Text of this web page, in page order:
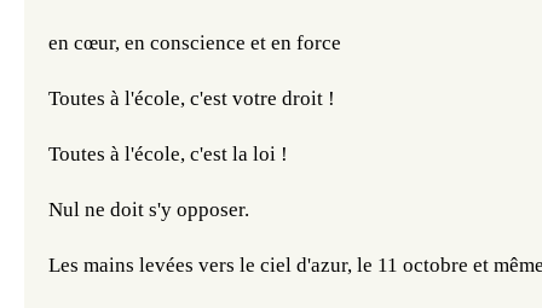
​​​​​​en cœur, en conscience et en force
Toutes à l'école, c'est votre droit !
Toutes à l'école, c'est la loi !
Nul ne doit s'y opposer.
Les mains levées vers le ciel d'azur, le 11 octobre et